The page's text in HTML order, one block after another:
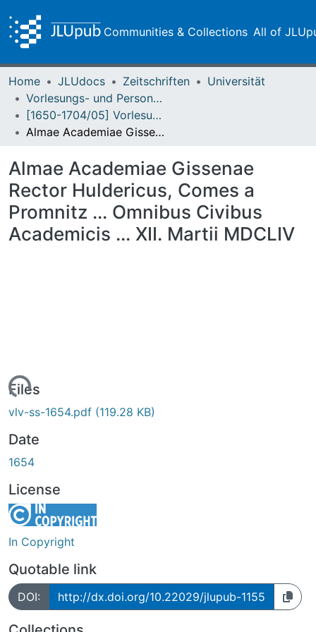
Communities & Collections All of
Home JLUdocs Zeitschriften
Universität
Vorlesungs- und Personalverzeichnis / Justus-Liebig-Universität Gießen
[1650-1704/05] Vorlesungsverzeichnis - Einblattdrucke / Academia Gissena
Almae Academiae Gissenae Rector Huldericus, Comes a Promnitz ... Omnibus Civibus Academicis ... XII. Martii MDCLIV
Almae Academiae Gissenae
Rector Huldericus, Comes a
Promnitz ... Omnibus Civibus
Academicis ... XII. Martii MDCLIV
Loading...
Files
vlv-ss-1654.pdf (119.28 KB)
Date
1654
License
In Copyright
Quotable link
DOI: http://dx.doi.org/10.22029/jlupub-1155